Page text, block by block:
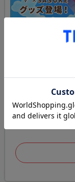
特集
アニメ「リラックマ